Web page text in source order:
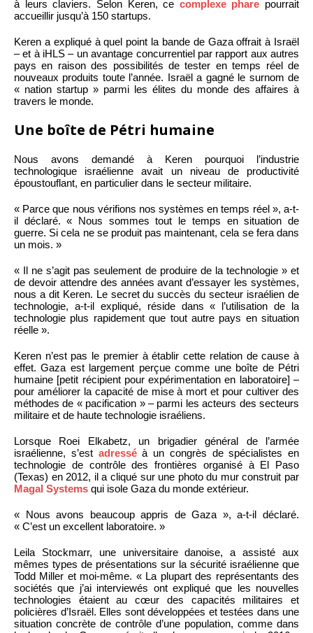
à leurs claviers. Selon Keren, ce complexe phare pourrait
accueillir jusqu’à 150 startups.
Keren a expliqué à quel point la bande de Gaza offrait à Israël
– et à iHLS – un avantage concurrentiel par rapport aux autres
pays en raison des possibilités de tester en temps réel de
nouveaux produits toute l’année. Israël a gagné le surnom de
« nation startup » parmi les élites du monde des affaires à
travers le monde.
Une boîte de Pétri humaine
Nous avons demandé à Keren pourquoi l’industrie
technologique israélienne avait un niveau de productivité
époustouflant, en particulier dans le secteur militaire.
« Parce que nous vérifions nos systèmes en temps réel », a-t-
il déclaré. « Nous sommes tout le temps en situation de
guerre. Si cela ne se produit pas maintenant, cela se fera dans
un mois. »
« Il ne s’agit pas seulement de produire de la technologie » et
de devoir attendre des années avant d’essayer les systèmes,
nous a dit Keren. Le secret du succès du secteur israélien de
technologie, a-t-il expliqué, réside dans « l’utilisation de la
technologie plus rapidement que tout autre pays en situation
réelle ».
Keren n’est pas le premier à établir cette relation de cause à
effet. Gaza est largement perçue comme une boîte de Pétri
humaine [petit récipient pour expérimentation en laboratoire] –
pour améliorer la capacité de mise à mort et pour cultiver des
méthodes de « pacification » – parmi les acteurs des secteurs
militaire et de haute technologie israéliens.
Lorsque Roei Elkabetz, un brigadier général de l’armée
israélienne, s’est adresséà un congrès de spécialistes en
technologie de contrôle des frontières organisé à El Paso
(Texas) en 2012, il a cliqué sur une photo du mur construit par
Magal Systems qui isole Gaza du monde extérieur.
« Nous avons beaucoup appris de Gaza », a-t-il déclaré.
« C’est un excellent laboratoire. »
Leila Stockmarr, une universitaire danoise, a assisté aux
mêmes types de présentations sur la sécurité israélienne que
Todd Miller et moi-même. « La plupart des représentants des
sociétés que j’ai interviewés ont expliqué que les nouvelles
technologies étaient au cœur des capacités militaires et
policières d’Israël. Elles sont développées et testées dans une
situation concrète de contrôle d’une population, comme dans